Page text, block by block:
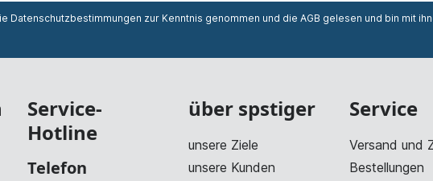
Datenschutzbestimmungen zur Kenntnis genommen und die AGB gelesen und bin mit
Service-
Hotline
Telefon
über spstiger
unsere Ziele
unsere Kunden
Service
Versand und
Bestellungen